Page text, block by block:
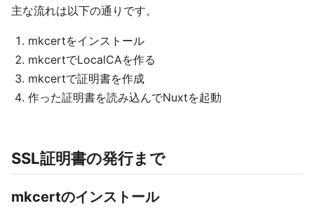
主な流れは以下の通りです。
mkcertをインストール
mkcertでLocalCAを作る
mkcertで証明書を作成
作った証明書を読み込んでNuxtを起動
SSL証明書の発行まで
mkcertのインストール